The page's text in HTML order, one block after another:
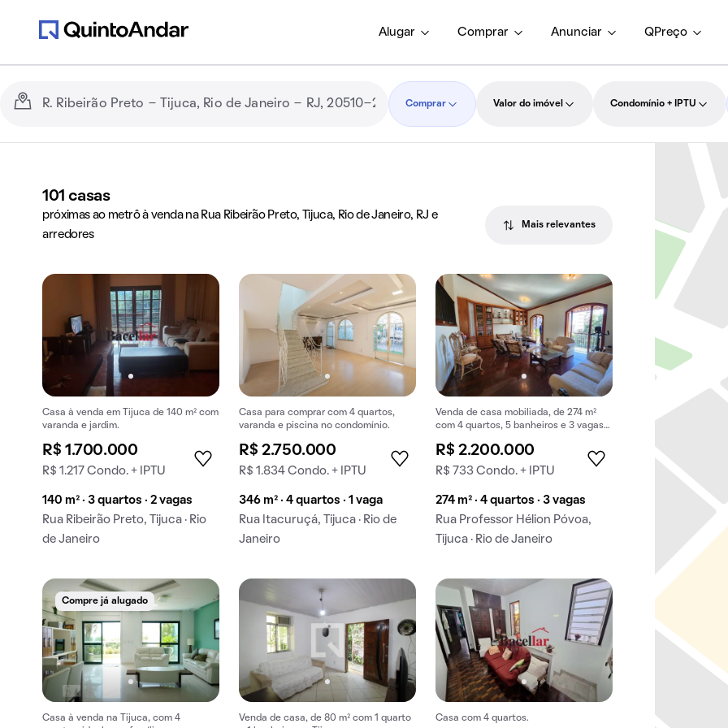
Alugar Comprar Anunciar QPreço
Comprar Valor do imóvel Condomínio + IPTU
101 casas
próximas ao metrô à venda na Rua Ribeirão Preto, Tijuca, Rio de Janeiro, RJ e
arredores
Mais relevantes
Casa à venda em Tijuca de 140 m² com
varanda e jardim.
R$ 1.700.000
R$ 1.217 Condo. + IPTU
140 m² · 3 quartos · 2 vagas
Rua Ribeirão Preto, Tijuca · Rio
de Janeiro
Casa para comprar com 4 quartos,
varanda e piscina no condomínio.
R$ 2.750.000
R$ 1.834 Condo. + IPTU
346 m² · 4 quartos · 1 vaga
Rua Itacuruçá, Tijuca · Rio de
Janeiro
Venda de casa mobiliada, de 274 m²
com 4 quartos, 5 banheiros e 3 vagas
R$ 2.200.000
R$ 733 Condo. + IPTU
274 m² · 4 quartos · 3 vagas
Rua Professor Hélion Póvoa,
Tijuca · Rio de Janeiro
Compre já alugado
Casa à venda na Tijuca, com 4
Venda de casa, de 80 m² com 1 quarto
Casa com 4 quartos.